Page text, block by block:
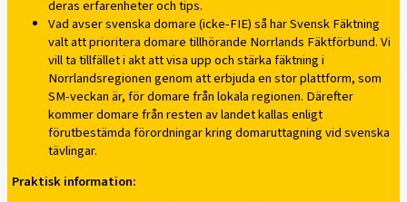
deras erfarenheter och tips.
Vad avser svenska domare (icke-FIE) så har Svensk Fäktning
valt att prioritera domare tillhörande Norrlands Fäktförbund. Vi
vill ta tillfället i akt att visa upp och stärka fäktning i
Norrlandsregionen genom att erbjuda en stor plattform, som
SM-veckan är, för domare från lokala regionen. Därefter
kommer domare från resten av landet kallas enligt
förutbestämda förordningar kring domaruttagning vid svenska
tävlingar.
Praktisk information: